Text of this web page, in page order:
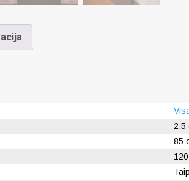
2,5
85
Taip